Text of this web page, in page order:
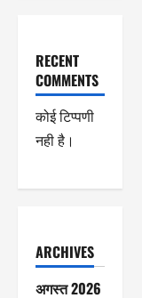
RECENT
COMMENTS
कोई टिप्पणी
नही है।
ARCHIVES
अगस्त 2026